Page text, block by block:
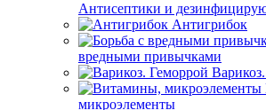
Антисептики и
Антигрибок
вредными привычками
микроэлементы